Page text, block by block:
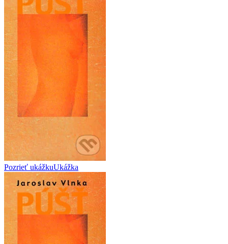
Pozrieť ukážkuUkážka